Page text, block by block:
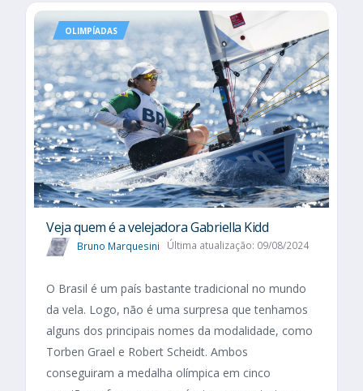
OLIMPÍADAS
Veja quem é a velejadora Gabriella Kidd
Bruno Marquesini Última atualização: 09/08/2024
O Brasil é um país bastante tradicional no mundo
da vela. Logo, não é uma surpresa que tenhamos
alguns dos principais nomes da modalidade, como
Torben Grael e Robert Scheidt. Ambos
conseguiram a medalha olímpica em cinco